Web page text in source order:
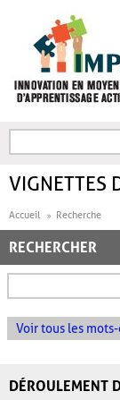
FORMULAIRE DE
VIGNETTES
Accueil Recherche
RECHERCHER
Voir tous les
DÉROULEMENT